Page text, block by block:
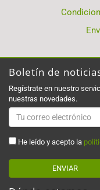
Boletín de
Regístrate en nuestro
nuestras novedades.
He leído y acepto la
ENVIAR